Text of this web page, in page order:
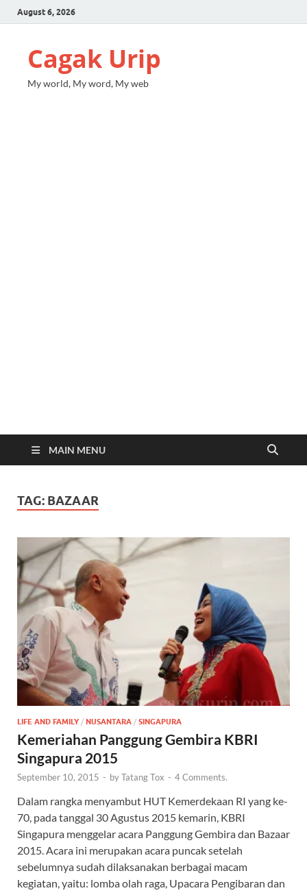
August 6, 2026
Cagak Urip
My world, My word, My web
MAIN MENU
TAG: BAZAAR
LIFE AND FAMILY / NUSANTARA / SINGAPURA
Kemeriahan Panggung Gembira KBRI
Singapura 2015
September 10, 2015 - byTatang Tox - 4 Comments.
Dalam rangka menyambut HUT Kemerdekaan RI yang ke-
70, pada tanggal 30 Agustus 2015 kemarin, KBRI
Singapura menggelar acara Panggung Gembira dan Bazaar
2015. Acara ini merupakan acara puncak setelah
sebelumnya sudah dilaksanakan berbagai macam
kegiatan, yaitu: lomba olah raga, Upacara Pengibaran dan